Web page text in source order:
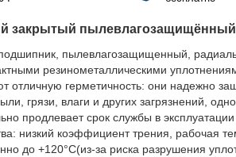
закрытый пылевлагозащищённый
пылевлагозащищенный,
резинометаллическими
отличную герметичность: они надежно
грязи, влаги и других загрязнений,
продлевает срок службы в
низкий коэффициент трения, рабочая
до +120°C(из-за риска разрушения